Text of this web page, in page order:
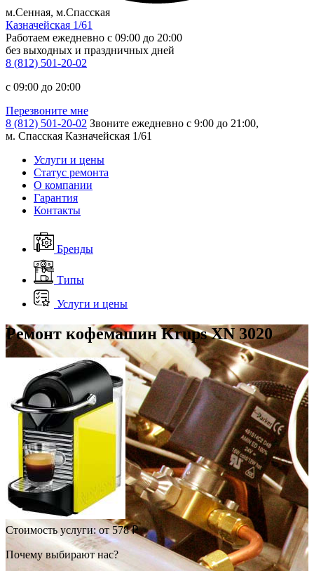
м.Сенная, м.Спасская
Казначейская 1/61
Работаем ежедневно c 09:00 до 20:00
без выходных и праздничных дней
8 (812) 501-20-02
c 09:00 до 20:00
Перезвоните мне
8 (812) 501-20-02 Звоните ежедневно с 9:00 до 21:00,
м. Спасская Казначейская 1/61
Услуги и цены
Статус ремонта
О компании
Гарантия
Контакты
Бренды
Типы
Услуги и цены
Ремонт кофемашин Krups XN 3020
Стоимость услуги:от 578 ₽
Почему выбирают нас?